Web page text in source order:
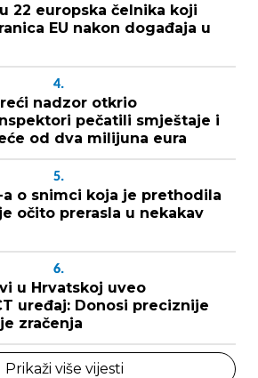
22 europska čelnika koji
EU nakon događaja u
4.
nadzor otkrio
pečatili smještaje i
od dva milijuna eura
5.
a o snimci koja je prethodila
očito prerasla u nekakav
6.
u Hrvatskoj uveo
uređaj: Donosi preciznije
zračenja
Prikaži više vijesti